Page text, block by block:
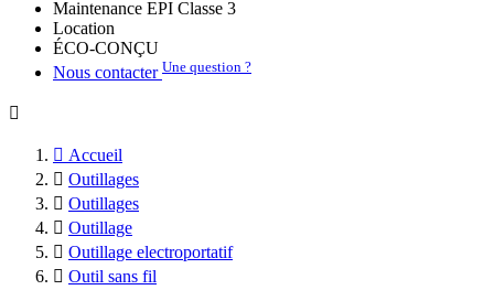
Maintenance EPI Classe 3
Location
ÉCO-CONÇU
Nous contacter Une question ?

 Accueil
 Outillages
 Outillages
 Outillage
 Outillage electroportatif
 Outil sans fil